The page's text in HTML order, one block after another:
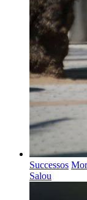
Successos
Salou